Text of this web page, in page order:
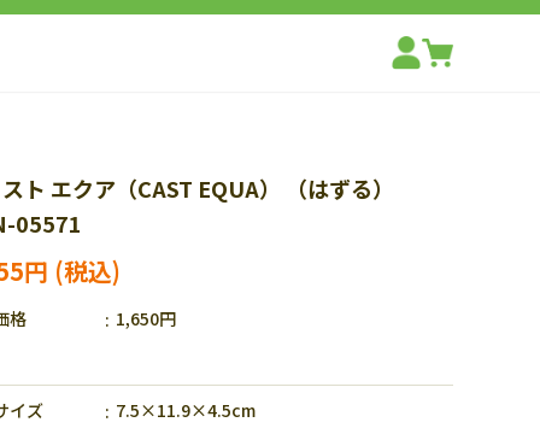
ト エクア（CAST EQUA） （はずる）
05571
円
格 1,650円
イズ 7.5×11.9×4.5cm